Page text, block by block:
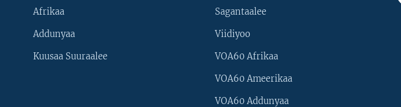
Afrikaa
Addunyaa
Kuusaa Suuraalee
Sagantaalee
Viidiyoo
VOA60 Afrikaa
VOA60 Ameerikaa
VOA60 Addunyaa